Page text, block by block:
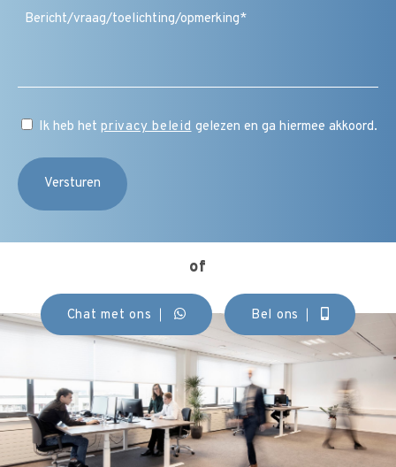
Bericht
/
opmerking
(Vereist)
Instemming
Ik heb het privacy beleidgelezen en ga hiermee akkoord.
of
Chat met ons Bel ons